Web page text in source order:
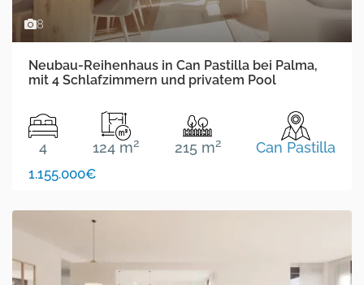
8
Neubau-Reihenhaus in Can Pastilla bei Palma,
mit 4 Schlafzimmern und privatem Pool
4 124 m2 215 m2 Can Pastilla
1.155.000€